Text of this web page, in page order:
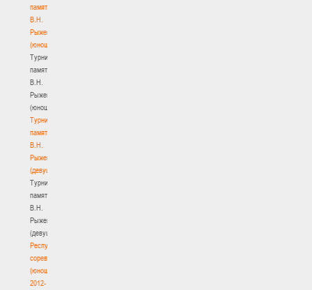
памяти
В.Н.
Рыженкова
(юноши)
Турнир
памяти
В.Н.
Рыженкова
(юноши)
Турнир
памяти
В.Н.
Рыженкова
(девушки)
Турнир
памяти
В.Н.
Рыженкова
(девушки)
Республиканские
соревнования
(юноши)
2012-